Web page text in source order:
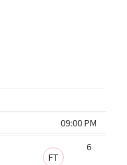
09:00 PM
6
FT